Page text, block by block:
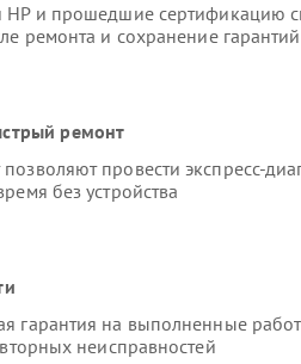
HP и прошедшие сертификацию
ремонта и сохранение
ремонт
провести экспресс-
без устройства
гарантия на выполненные
неисправностей